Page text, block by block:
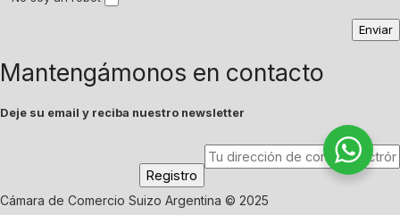
Mantengámonos en contacto
Deje su email y reciba nuestro newsletter
Cámara de Comercio Suizo Argentina © 2025